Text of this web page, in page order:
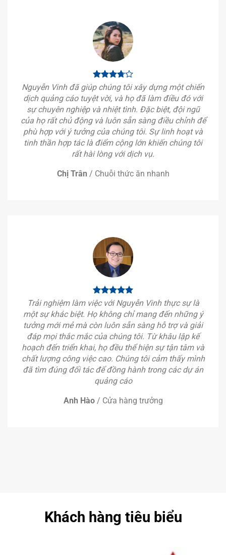
Nguyễn Vinh đã giúp chúng tôi xây dựng một chiến
dịch quảng cáo tuyệt vời, và họ đã làm điều đó với
sự chuyên nghiệp và nhiệt tình. Đặc biệt, đội ngũ
của họ rất chủ động và luôn sẵn sàng điều chỉnh để
phù hợp với ý tưởng của chúng tôi. Sự linh hoạt và
tinh thần hợp tác là điểm cộng lớn khiến chúng tôi
rất hài lòng với dịch vụ.
Chị Trân / Chuỗi thức ăn nhanh
Trải nghiệm làm việc với Nguyễn Vinh thực sự là
một sự khác biệt. Họ không chỉ mang đến những ý
tưởng mới mẻ mà còn luôn sẵn sàng hỗ trợ và giải
đáp mọi thắc mắc của chúng tôi. Từ khâu lập kế
hoạch đến triển khai, họ đều thể hiện sự tận tâm và
chất lượng công việc cao. Chúng tôi cảm thấy mình
đã tìm đúng đối tác để đồng hành trong các dự án
quảng cáo
Anh Hào / Cửa hàng trưởng
Khách hàng tiêu biểu